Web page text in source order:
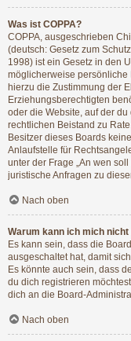
Was ist COPPA?
COPPA, ausgeschrieben
(deutsch: Gesetz zum
1998) ist ein Gesetz in den
möglicherweise persönliche
hierzu die Zustimmung der
Erziehungsberechtigten
oder die Website, auf der
rechtlichen Beistand zu
Besitzer dieses Boards
Anlaufstelle für
unter der Frage „An wen
juristische Anfragen zu
Nach oben
Warum kann ich mich
Es kann sein, dass die
ausgeschaltet hat, damit
Es könnte auch sein, dass
du dich registrieren
dich an die Board-
Nach oben